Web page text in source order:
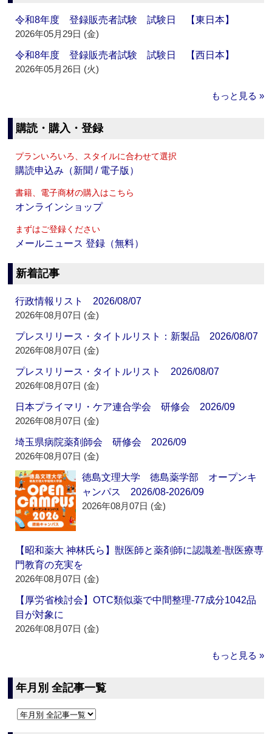
令和8年度 登録販売者試験 試験日 【東日本】
2026年05月29日 (金)
令和8年度 登録販売者試験 試験日 【西日本】
2026年05月26日 (火)
もっと見る »
購読・購入・登録
プランいろいろ、スタイルに合わせて選択
購読申込み（新聞 / 電子版）
書籍、電子商材の購入はこちら
オンラインショップ
まずはご登録ください
メールニュース 登録（無料）
新着記事
行政情報リスト 2026/08/07
2026年08月07日 (金)
プレスリリース・タイトルリスト：新製品 2026/08/07
2026年08月07日 (金)
プレスリリース・タイトルリスト 2026/08/07
2026年08月07日 (金)
日本プライマリ・ケア連合学会 研修会 2026/09
2026年08月07日 (金)
埼玉県病院薬剤師会 研修会 2026/09
2026年08月07日 (金)
徳島文理大学 徳島薬学部 オープンキ
ャンパス 2026/08-2026/09
2026年08月07日 (金)
【昭和薬大 神林氏ら】獣医師と薬剤師に認識差‐獣医療専
門教育の充実を
2026年08月07日 (金)
【厚労省検討会】OTC類似薬で中間整理‐77成分1042品
目が対象に
2026年08月07日 (金)
もっと見る »
年月別 全記事一覧